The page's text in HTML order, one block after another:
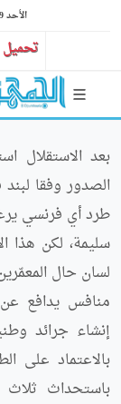
الأحد 9 أوت 2026 | 26 صفر 1448
تحميل
بعد الاستقلال
الصدور وفقا
طرد أي فرنسي
سليمة، لكن هذا
لسان حال
منافس يدافع عن
إنشاء جرائد
بالاعتماد على
باستحداث